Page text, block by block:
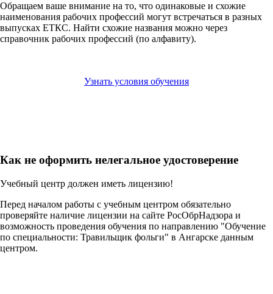
Обращаем ваше внимание на то, что одинаковые и схожие
наименования рабочих профессий могут встречаться в разных
выпусках ЕТКС. Найти схожие названия можно через
справочник рабочих профессий (по алфавиту).
Узнать условия обучения
Как не оформить нелегальное удостоверение
Учебный центр должен иметь лицензию!
Перед началом работы с учебным центром обязательно
проверяйте наличие лицензии на сайте РосОбрНадзора и
возможность проведения обучения по направлению "Обучение
по специальности: Травильщик фольги" в Ангарске данным
центром.